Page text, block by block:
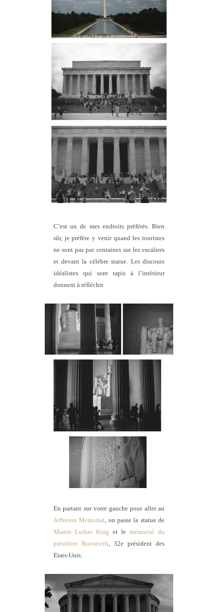
C’est un de mes endroits préférés. Bien
sûr, je préfère y venir quand les touristes
ne sont pas par centaines sur les escaliers
et devant la célèbre statue. Les discours
idéalistes qui sont tapis à l’intérieur
donnent à réfléchir.
En partant sur votre gauche pour aller au
Jefferson Memorial , on passe la statue de
Martin Luther King et le mémorial du
président Roosevelt , 32e président des
Etats-Unis.